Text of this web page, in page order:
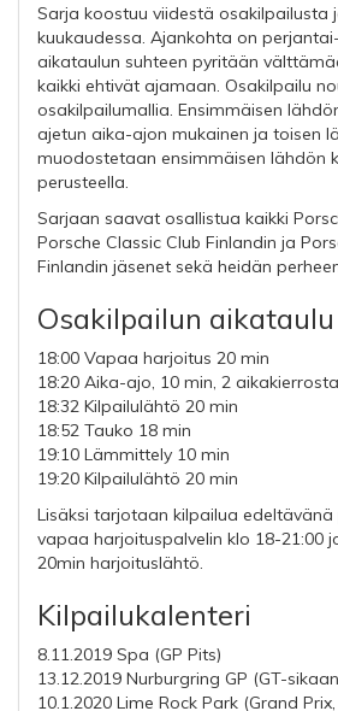
Sarja koostuu viidestä osakilpailusta
kuukaudessa. Ajankohta on
aikataulun suhteen pyritään
kaikki ehtivät ajamaan. Osakilpailu
osakilpailumallia. Ensimmäisen
ajetun aika-ajon mukainen ja toisen
muodostetaan ensimmäisen lähdön
perusteella.
Sarjaan saavat osallistua kaikki
Porsche Classic Club Finlandin ja
Finlandin jäsenet sekä heidän
Osakilpailun aikataulu
18:00 Vapaa harjoitus 20 min
18:20 Aika-ajo, 10 min, 2 aikakierrosta
18:32 Kilpailulähtö 20 min
18:52 Tauko 18 min
19:10 Lämmittely 10 min
19:20 Kilpailulähtö 20 min
Lisäksi tarjotaan kilpailua edeltävänä
vapaa harjoituspalvelin klo 18-21:00
20min harjoituslähtö.
Kilpailukalenteri
8.11.2019 Spa (GP Pits)
13.12.2019 Nurburgring GP (GT-
10.1.2020 Lime Rock Park (Grand